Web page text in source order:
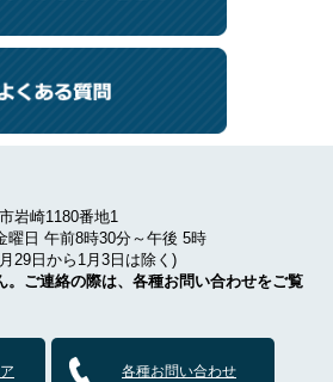
岩崎1180番地1
曜日 午前8時30分～午後 5時
29日から1月3日は除く)
ご連絡の際は、各種お問い合わせをご覧
各種お問い合わせ